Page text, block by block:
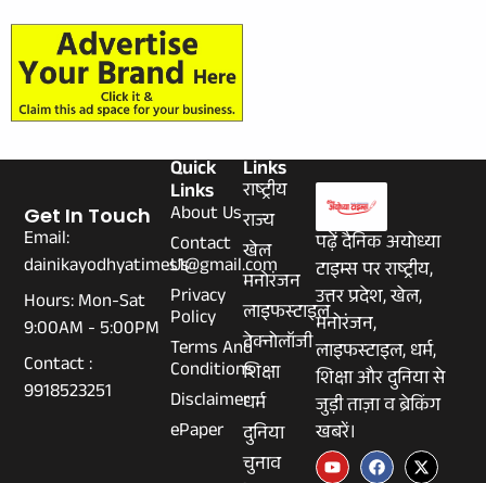
पढ़ें दैनिक अयोध्या
टाइम्स पर राष्ट्रीय,
उत्तर प्रदेश, खेल,
मनोरंजन,
लाइफस्टाइल, धर्म,
शिक्षा और दुनिया से
जुड़ी ताज़ा व ब्रेकिंग
खबरें।
Links
राष्ट्रीय
राज्य
खेल
मनोरंजन
लाइफस्टाइल
टेक्नोलॉजी
शिक्षा
धर्म
दुनिया
चुनाव
Quick
Links
About Us
Contact
Us
Privacy
Policy
Terms And
Conditions
Disclaimer
ePaper
Get In Touch
Email:
dainikayodhyatimes1@gmail.com
Hours: Mon-Sat
9:00AM - 5:00PM
Contact :
9918523251